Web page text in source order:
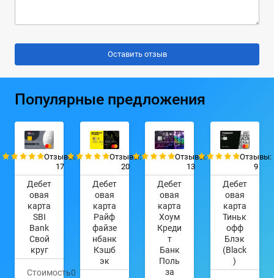
Популярные предложения
Отзывы:
17
Дебет
овая
карта
SBI
Bank
Свой
круг
Стоимость0
Отзывы:
20
Дебет
овая
карта
Райф
файзе
нбанк
Кэшб
эк
Отзывы:
13
Дебет
овая
карта
Хоум
Креди
т
Банк
Поль
за
Отзывы:
9
Дебет
овая
карта
Тиньк
офф
Блэк
(Black
)